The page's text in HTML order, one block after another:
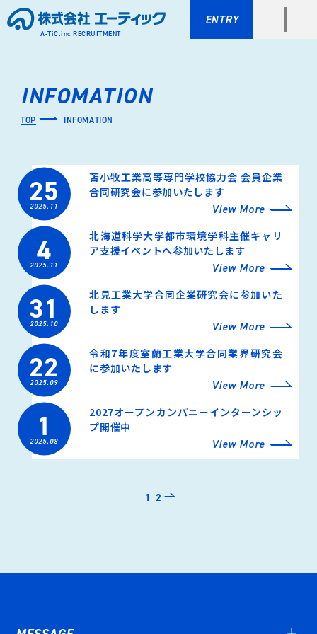
A-TiC.inc RECRUITMENT
ENTRY
INFOMATION
TOP INFOMATION
25
2025.11
苫小牧工業高等専門学校協力会 会員企業
合同研究会に参加いたします
View More
4
2025.11
北海道科学大学都市環境学科主催キャリ
ア支援イベントへ参加いたします
View More
31
2025.10
北見工業大学合同企業研究会に参加いた
します
View More
22
2025.09
令和7年度室蘭工業大学合同業界研究会
に参加いたします
View More
1
2025.08
2027オープンカンパニーインターンシッ
プ開催中
View More
1 2